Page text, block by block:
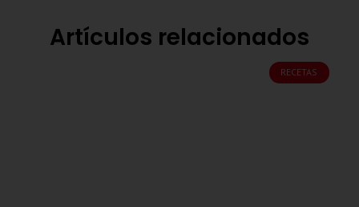
Artículos relacionados
RECETAS